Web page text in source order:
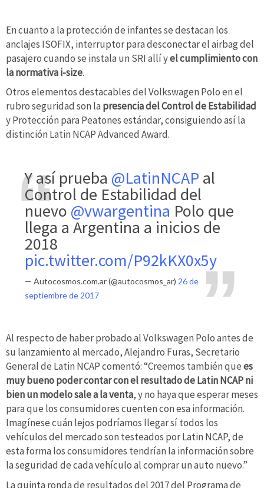
En cuanto a la protección de infantes se destacan los
anclajes ISOFIX, interruptor para desconectar el airbag del
pasajero cuando se instala un SRI allí yel cumplimiento con
la normativa i-size.
Otros elementos destacables del Volkswagen Polo en el
rubro seguridad son la presencia del Control de Estabilidad
y Protección para Peatones estándar, consiguiendo así la
distinción Latin NCAP Advanced Award.
Y así prueba @LatinNCAP al
Control de Estabilidad del
nuevo @vwargentina Polo que
llega a Argentina a inicios de
2018
pic.twitter.com/P92kKX0x5y
— Autocosmos.com.ar (@autocosmos_ar) 26 de
septiembre de 2017
Al respecto de haber probado al Volkswagen Polo antes de
su lanzamiento al mercado, Alejandro Furas, Secretario
General de Latin NCAP comentó: “Creemos también quees
muy bueno poder contar con el resultado de Latin NCAP ni
bien un modelo sale a la venta, y no haya que esperar meses
para que los consumidores cuenten con esa información.
Imagínese cuán lejos podríamos llegar sí todos los
vehículos del mercado son testeados por Latin NCAP, de
esta forma los consumidores tendrían la información sobre
la seguridad de cada vehículo al comprar un auto nuevo.”
La quinta ronda de resultados del 2017 del Programa de